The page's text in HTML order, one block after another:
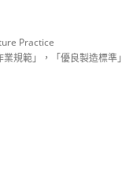
Practice
規範」，「優良製造標準」